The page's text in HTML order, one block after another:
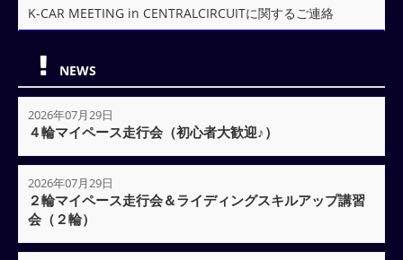
K-CAR MEETING in CENTRALCIRCUITに関するご連絡
NEWS
2026年07月29日
４輪マイペース走行会（初心者大歓迎♪）
2026年07月29日
２輪マイペース走行会＆ライディングスキルアップ講習
会（２輪）